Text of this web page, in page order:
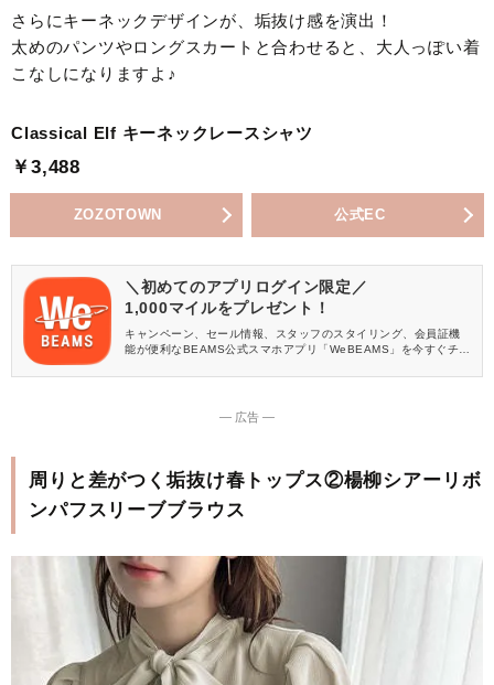
さらにキーネックデザインが、垢抜け感を演出！
太めのパンツやロングスカートと合わせると、大人っぽい着
こなしになりますよ♪
Classical Elf キーネックレースシャツ
￥3,488
ZOZOTOWN 公式EC
＼初めてのアプリログイン限定／
1,000マイルをプレゼント！
キャンペーン、セール情報、スタッフのスタイリング、会員証機
能が便利なBEAMS公式スマホアプリ「WeBEAMS」を今すぐチェ
― 広告 ―
周りと差がつく垢抜け春トップス②楊柳シアーリボ
ンパフスリーブブラウス